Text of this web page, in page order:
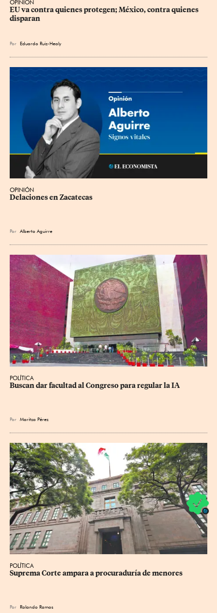
OPINIÓN
EU va contra quienes protegen; México, contra quienes
disparan
Por Eduardo Ruiz-Healy
OPINIÓN
Delaciones en Zacatecas
Por Alberto Aguirre
POLÍTICA
Buscan dar facultad al Congreso para regular la IA
Por Maritza Pérez
POLÍTICA
Suprema Corte ampara a procuraduría de menores
Por Rolando Ramos